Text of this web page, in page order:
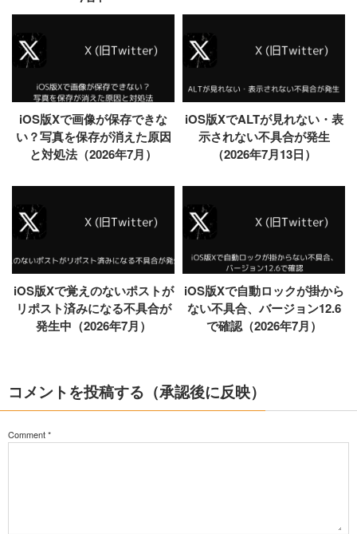
iOS版Xで画像が保存できな
い？写真を保存が消えた原因
と対処法（2026年7月）
iOS版XでALTが見れない・表
示されない不具合が発生
（2026年7月13日）
iOS版Xで覚えのないポストが
リポスト済みになる不具合が
発生中（2026年7月）
iOS版Xで自動ロックが掛から
ない不具合、バージョン12.6
で確認（2026年7月）
コメントを投稿する（承認後に反映）
Comment*